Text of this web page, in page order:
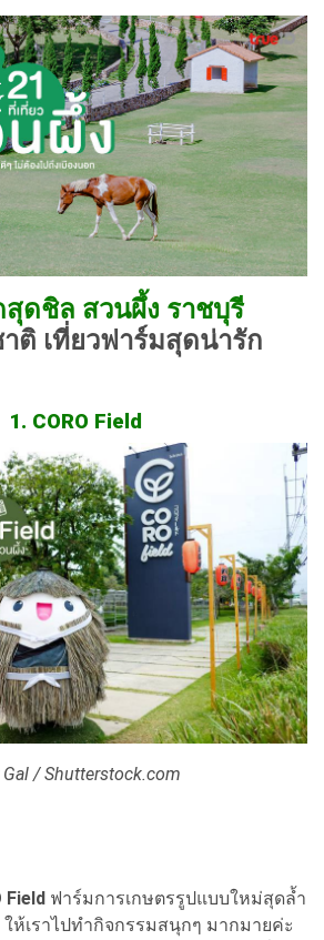
ดชิล สวนผึ้ง ราชบุรี
ติ เที่ยวฟาร์มสุดน่ารัก
1. CORO Field
Gal / Shutterstock.com
Field ฟาร์มการเกษตรรูปแบบใหม่สุดล้ำ
ห้เราไปทำกิจกรรมสนุกๆ มากมายค่ะ